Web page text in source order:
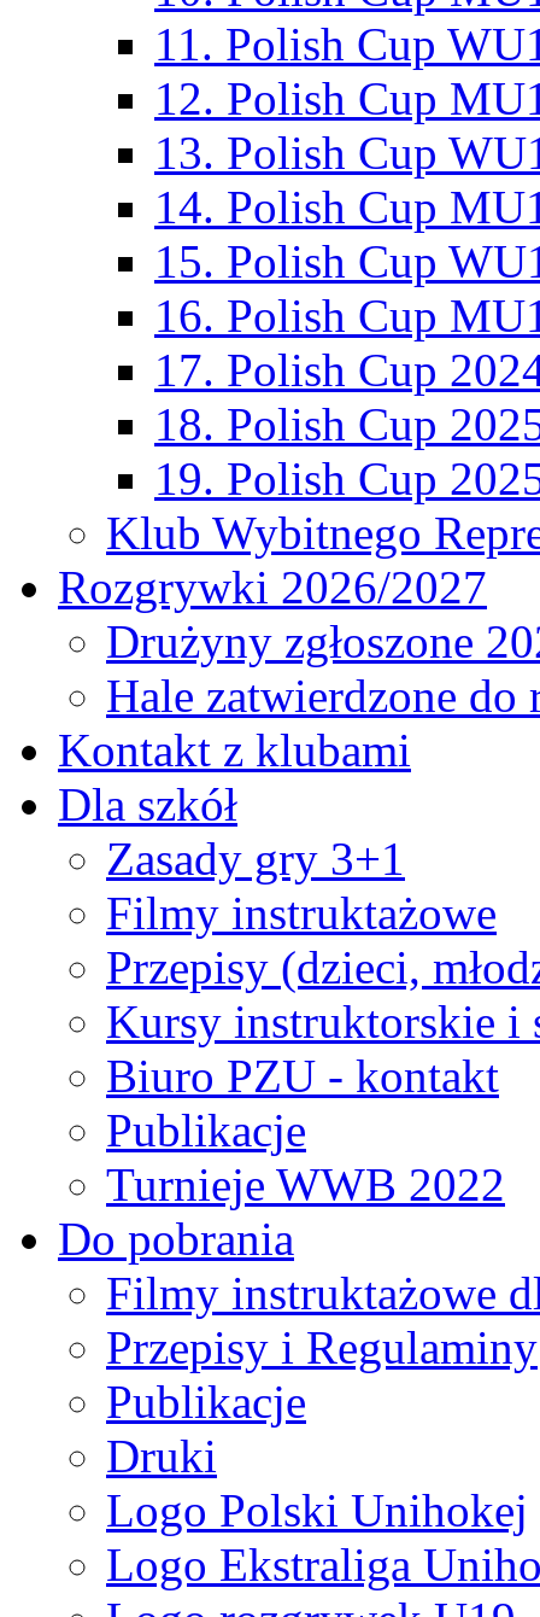
11. Polish Cup
12. Polish Cup
13. Polish Cup
14. Polish Cup
15. Polish Cup
16. Polish Cup
17. Polish Cup
18. Polish Cup
19. Polish Cup
Klub Wybitnego
Rozgrywki 2026/2027
Drużyny zgłoszone
Hale zatwierdzone
Kontakt z klubami
Dla szkół
Zasady gry 3+1
Filmy instruktażowe
Przepisy (dzieci,
Kursy instruktorskie i
Biuro PZU - kontakt
Publikacje
Turnieje WWB 2022
Do pobrania
Filmy instruktażowe
Przepisy i Regulaminy
Publikacje
Druki
Logo Polski Unihokej
Logo Ekstraliga